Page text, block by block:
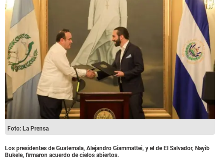
Foto: La Prensa
Los presidentes de Guatemala, Alejandro Giammattei, y el de El Salvador, Nayib
Bukele, firmaron acuerdo de cielos abiertos.